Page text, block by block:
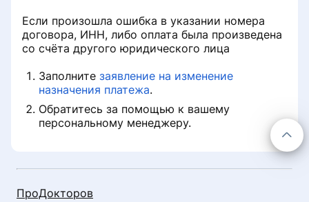
врачей
Бесплатный приём при условии
Работа с записями на услуги с
направлением
Если произошла ошибка в указании номера
договора, ИНН, либо оплата была произведена
со счёта другого юридического лица
Заполните заявление на изменение
назначения платежа.
Обратитесь за помощью к вашему
персональному менеджеру.
ПроДокторов